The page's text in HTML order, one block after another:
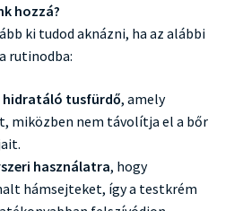
hozzá?
ki tudod aknázni, ha az alábbi
rutinodba:
hidratáló tusfürdő, amely
miközben nem távolítja el a bőr
használatra, hogy
hámsejteket, így a testkrém